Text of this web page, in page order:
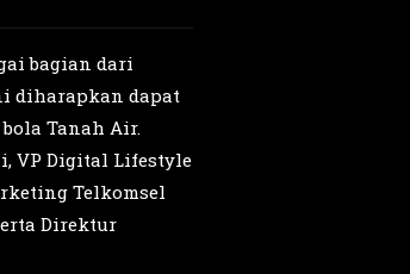
bagian dari
diharapkan dapat
Tanah Air.
VP Digital Lifestyle
Telkomsel
Direktur